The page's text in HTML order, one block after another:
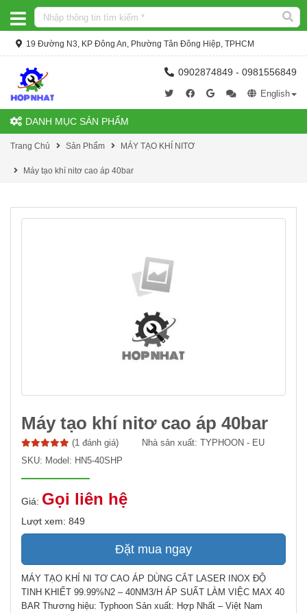
19 Đường N3, KP Đông An, Phường Tân Đông Hiệp, TPHCM
0902874849 - 0981556849
English
DANH MỤC SẢN PHẨM
Trang Chủ Sản Phẩm MÁY TẠO KHÍ NITƠ
Máy tạo khí nitơ cao áp 40bar
Máy tạo khí nitơ cao áp 40bar
(1 đánh giá) Nhà sản xuất: TYPHOON - EU
SKU: Model: HN5-40SHP
Giá: Gọi liên hệ
Lượt xem: 849
Đặt mua ngay
MÁY TẠO KHÍ NI TƠ CAO ÁP DÙNG CẮT LASER INOX ĐỘ
TINH KHIẾT 99.99%N2 – 40NM3/H ÁP SUẤT LÀM VIỆC MAX 40
BAR Thương hiệu: Typhoon Sản xuất: Hợp Nhất – Việt Nam